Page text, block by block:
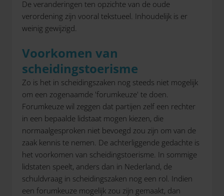
De veranderingen ten opzichte van de oude
verordening zijn vooral tekstueel. Inhoudelijk is er
weinig gewijzigd.
Voorkomen van
scheidingstoerisme
Zo is het in scheidingszaken nog steeds niet mogelijk
om een zogenaamde 'forumkeuze' te doen.
Forumkeuze wil zeggen dat partijen zelf een rechter
in een bepaalde lidstaat mogen kiezen, die
normaalgesproken niet bevoegd zou zijn om van de
zaak kennis te nemen. De achterliggende gedachte is
het voorkomen van scheidingstoerisme. In sommige
lidstaten speelt, anders dan in Nederland, de
schuldvraag in scheidingszaken nog een rol. Indien
een forumkeuze mogelijk zou zijn gemaakt, dan